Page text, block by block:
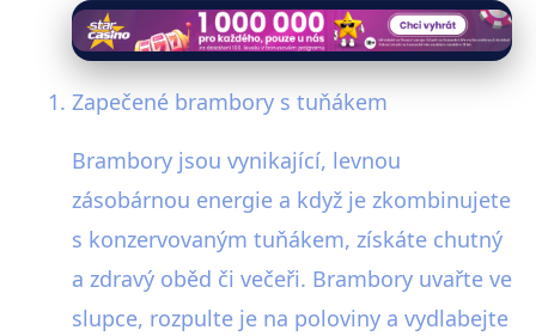
Zapečené brambory s tuňákem
Brambory jsou vynikající, levnou
zásobárnou energie a když je zkombinujete
s konzervovaným tuňákem, získáte chutný
a zdravý oběd či večeři. Brambory uvařte ve
slupce, rozpulte je na poloviny a vydlabejte